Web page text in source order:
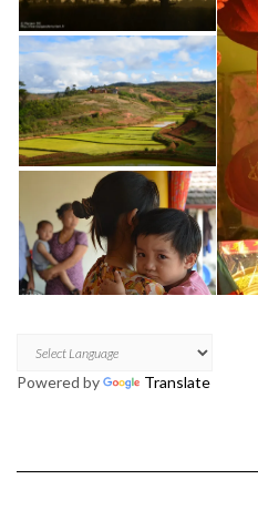
Powered by Translate